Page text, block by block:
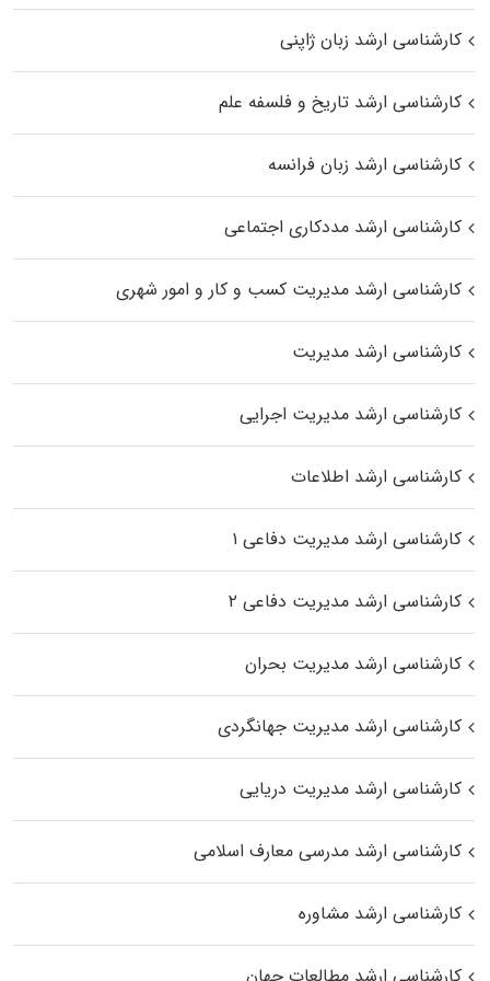
کارشناسی ارشد زبان ژاپنی
کارشناسی ارشد تاریخ و فلسفه علم
کارشناسی ارشد زبان فرانسه
کارشناسی ارشد مددکاری اجتماعی
کارشناسی ارشد مدیریت کسب و کار و امور شهری
کارشناسی ارشد مدیریت
کارشناسی ارشد مدیریت اجرایی
کارشناسی ارشد اطلاعات
کارشناسی ارشد مدیریت دفاعی ۱
کارشناسی ارشد مدیریت دفاعی ۲
کارشناسی ارشد مدیریت بحران
کارشناسی ارشد مدیریت جهانگردی
کارشناسی ارشد مدیریت دریایی
کارشناسی ارشد مدرسی معارف اسلامی
کارشناسی ارشد مشاوره